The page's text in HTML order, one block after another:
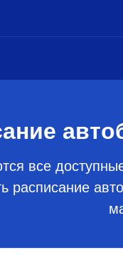
все
расписание